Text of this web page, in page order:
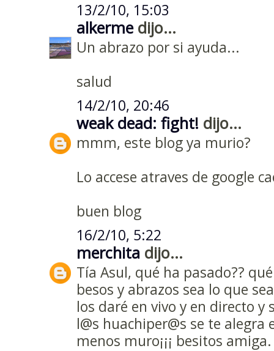
13/2/10, 15:03
alkermedijo...
Un abrazo por si ayuda...
salud
14/2/10, 20:46
weak dead: fight! dijo...
mmm, este blog ya murio?
Lo accese atraves de google
buen blog
16/2/10, 5:22
merchita dijo...
Tía Asul, qué ha pasado??
besos y abrazos sea lo que
los daré en vivo y en directo
l@s huachiper@s se te
menos muro¡¡¡ besitos amiga.